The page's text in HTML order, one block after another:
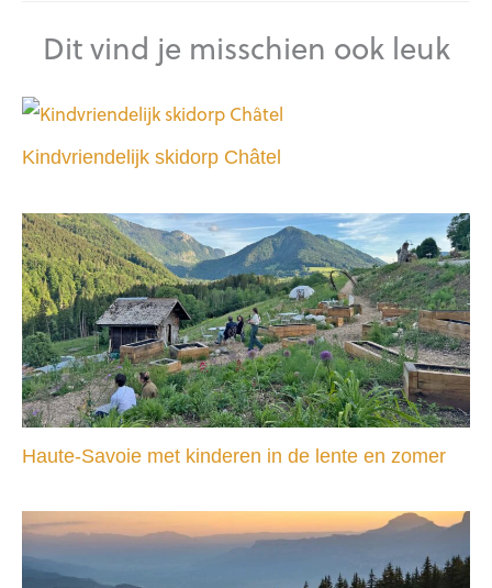
Dit vind je misschien ook leuk
Kindvriendelijk skidorp Châtel
Haute-Savoie met kinderen in de lente en zomer